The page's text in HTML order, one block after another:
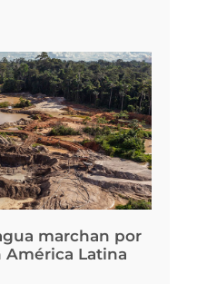
marchan por
América Latina